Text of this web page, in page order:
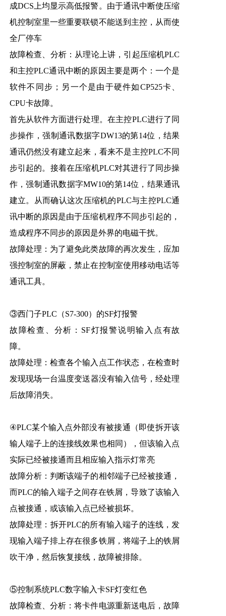
成DCS上均显示高低报警。由于通讯中断使压缩
机控制室里一些重要联锁不能送到主控，从而使
全厂停车
故障检查、分析：从理论上讲，引起压缩机PLC
和主控PLC通讯中断的原因主要是两个：一个是
软件不同步；另一个是由于硬件如CP525卡、
CPU卡故障。
首先从软件方面进行处理。在主控PLC进行了同
步操作，强制通讯数据字DW13的第14位，结果
通讯仍然没有建立起来，看来不是主控PLC不同
步引起的。接着在压缩机PLC对其进行了同步操
作，强制通讯数据字MW10的第14位，结果通讯
建立。从而确认这次压缩机的PLC与主控PLC通
讯中断的原因是由于压缩机程序不同步引起的，
造成程序不同步的原因是外界的电磁干扰。
故障处理：为了避免此类故障的再次发生，应加
强控制室的屏蔽，禁止在控制室使用移动电话等
通讯工具。
③西门子PLC（S7-300）的SF灯报警
故障检查、分析：SF灯报警说明输入点有故
障。
故障处理：检查各个输入点工作状态，在检查时
发现现场一台温度变送器没有输入信号，经处理
后故障消失。
④PLC某个输入点外部没有被接通（即使拆开该
输人端子上的连接线效果也相同），但该输入点
实际已经被接通而且相应输入指示灯常亮
故障分析：判断该端子的相邻端子已经被接通，
而PLC的输入端子之间存在铁屑，导致了该输入
点被接通，或该输入点已经被损坏。
故障处理：拆开PLC的所有输入端子的连线，发
现输入端子排上存在很多铁屑，将端子上的铁屑
吹干净，然后恢复接线，故障被排除。
⑤控制系统PLC数字输入卡SF灯变红色
故障检查、分析：将卡件电源重新送电后，故障